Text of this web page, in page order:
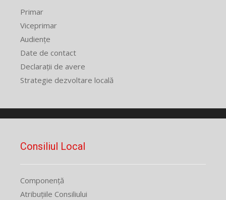
Primar
Viceprimar
Audiențe
Date de contact
Declarații de avere
Strategie dezvoltare locală
Consiliul Local
Componență
Atribuțiile Consiliului